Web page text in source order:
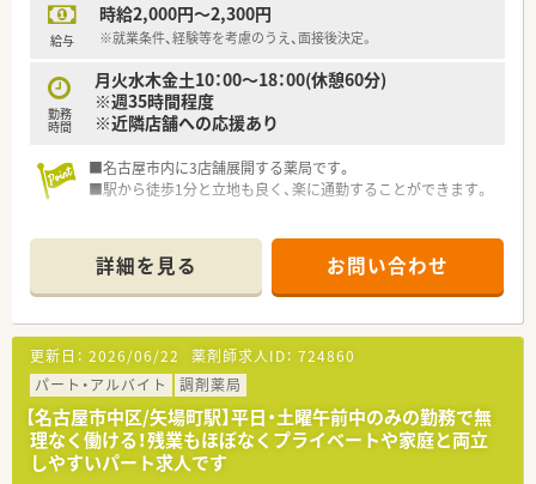
ン服薬指導の最前線で高度なスキルを習得できます。
■クリーンベンチでの無菌調剤など、一般的な外来薬局では経験
■残業がほとんど発生しないため、仕事終わりの予定が立てやす
く、充実したプライベートの時間を過ごせる環境です。
給与
時給2,000円～2,300円
※就業条件、経験等を考慮のうえ、面接後決定。
勤務
時間
月火水木金土10：00～18：00(休憩60分)
※週35時間程度
※近隣店舗への応援あり
■名古屋市内に3店舗展開する薬局です。
■駅から徒歩1分と立地も良く、楽に通勤することができます。
詳細を見る お問い合わせ
更新日： 2026/06/22 薬剤師求人ID： 724860
パート・アルバイト
調剤薬局
【名古屋市中区/矢場町駅】平日・土曜午前中のみの勤務で無
理なく働ける！残業もほぼなくプライベートや家庭と両立
しやすいパート求人です